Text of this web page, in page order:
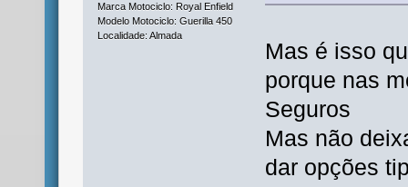
Marca Motociclo: Royal Enfield
Modelo Motociclo: Guerilla 450
Localidade: Almada
Mas é isso
porque nas
Seguros
Mas não
dar opções